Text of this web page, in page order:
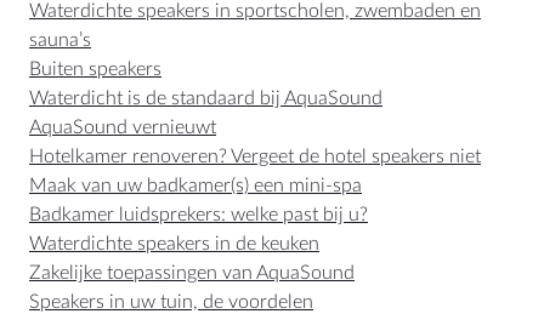
Waterdichte speakers in sportscholen, zwembaden en
sauna’s
Buiten speakers
Waterdicht is de standaard bij AquaSound
AquaSound vernieuwt
Hotelkamer renoveren? Vergeet de hotel speakers niet
Maak van uw badkamer(s) een mini-spa
Badkamer luidsprekers: welke past bij u?
Waterdichte speakers in de keuken
Zakelijke toepassingen van AquaSound
Speakers in uw tuin, de voordelen